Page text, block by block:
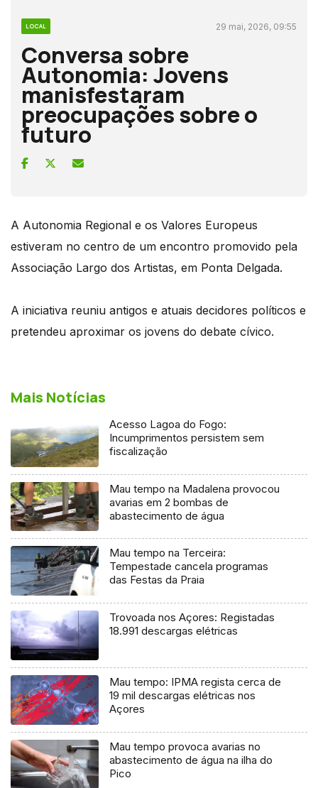
LOCAL 29 mai, 2026, 09:55
Conversa sobre
Autonomia: Jovens
manisfestaram
preocupações sobre o
futuro
A Autonomia Regional e os Valores Europeus
estiveram no centro de um encontro promovido pela
Associação Largo dos Artistas, em Ponta Delgada.
A iniciativa reuniu antigos e atuais decidores políticos e
pretendeu aproximar os jovens do debate cívico.
Mais Notícias
Acesso Lagoa do Fogo:
Incumprimentos persistem sem
fiscalização
Mau tempo na Madalena provocou
avarias em 2 bombas de
abastecimento de água
Mau tempo na Terceira:
Tempestade cancela programas
das Festas da Praia
Trovoada nos Açores: Registadas
18.991 descargas elétricas
Mau tempo: IPMA regista cerca de
19 mil descargas elétricas nos
Açores
Mau tempo provoca avarias no
abastecimento de água na ilha do
Pico